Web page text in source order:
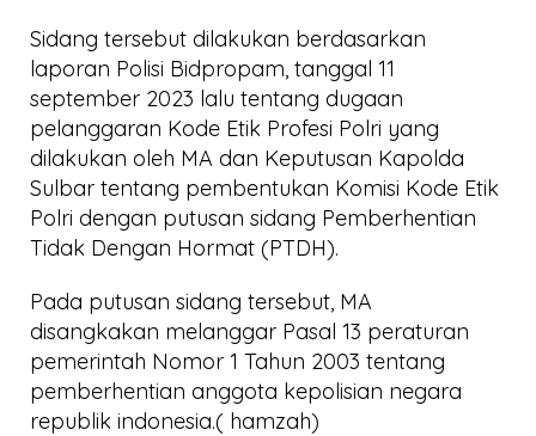
Sidang tersebut dilakukan berdasarkan
laporan Polisi Bidpropam, tanggal 11
september 2023 lalu tentang dugaan
pelanggaran Kode Etik Profesi Polri yang
dilakukan oleh MA dan Keputusan Kapolda
Sulbar tentang pembentukan Komisi Kode Etik
Polri dengan putusan sidang Pemberhentian
Tidak Dengan Hormat (PTDH).
Pada putusan sidang tersebut, MA
disangkakan melanggar Pasal 13 peraturan
pemerintah Nomor 1 Tahun 2003 tentang
pemberhentian anggota kepolisian negara
republik indonesia.( hamzah)